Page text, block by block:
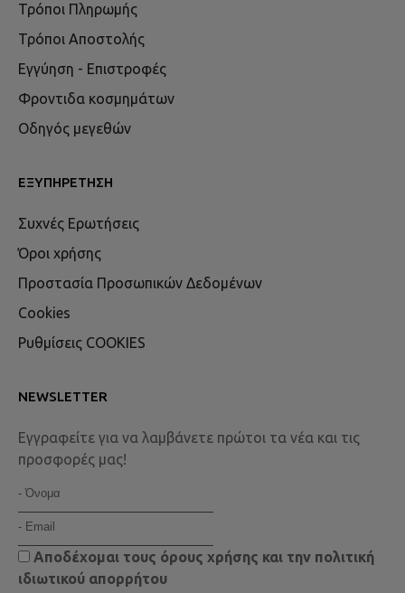
Τρόποι Πληρωμής
Τρόποι Αποστολής
Εγγύηση - Επιστροφές
Φροντιδα κοσμημάτων
Οδηγός μεγεθών
ΕΞΥΠΗΡΈΤΗΣΗ
Συχνές Ερωτήσεις
Όροι χρήσης
Προστασία Προσωπικών Δεδομένων
Cookies
Ρυθμίσεις COOKIES
NEWSLETTER
Εγγραφείτε για να λαμβάνετε πρώτοι τα νέα και τις
προσφορές μας!
Αποδέχομαι τους όρους χρήσης και την πολιτική
ιδιωτικού απορρήτου